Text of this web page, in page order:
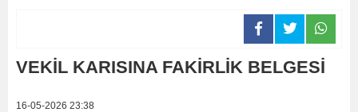
VEKİL KARISINA FAKİRLİK BELGESİ
16-05-2026 23:38